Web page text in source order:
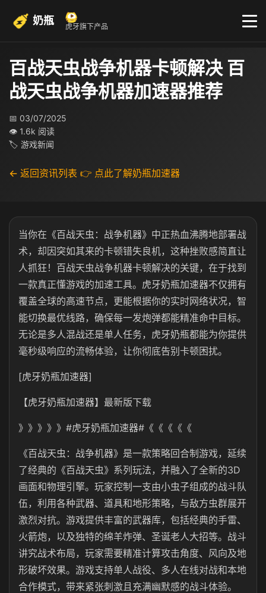
奶瓶 虎牙旗下产品
百战天虫战争机器卡顿解决 百
战天虫战争机器加速器推荐
📅 03/07/2025
👁 1.6k 阅读
🏷 游戏新闻
← 返回资讯列表 👉 点此了解奶瓶加速器
当你在《百战天虫：战争机器》中正热血沸腾地部署战
术，却因突如其来的卡顿错失良机，这种挫败感简直让
人抓狂！百战天虫战争机器卡顿解决的关键，在于找到
一款真正懂游戏的加速工具。虎牙奶瓶加速器不仅拥有
覆盖全球的高速节点，更能根据你的实时网络状况，智
能切换最优线路，确保每一发炮弹都能精准命中目标。
无论是多人混战还是单人任务，虎牙奶瓶都能为你提供
毫秒级响应的流畅体验，让你彻底告别卡顿困扰。
[虎牙奶瓶加速器]
【虎牙奶瓶加速器】最新版下载
》》》》》#虎牙奶瓶加速器#《《《《《
《百战天虫：战争机器》是一款策略回合制游戏，延续
了经典的《百战天虫》系列玩法，并融入了全新的3D
画面和物理引擎。玩家控制一支由小虫子组成的战斗队
伍，利用各种武器、道具和地形策略，与敌方虫群展开
激烈对抗。游戏提供丰富的武器库，包括经典的手雷、
火箭炮，以及独特的绵羊炸弹、圣诞老人大招等。战斗
讲究战术布局，玩家需要精准计算攻击角度、风向及地
形破坏效果。游戏支持单人战役、多人在线对战和本地
合作模式，带来紧张刺激且充满幽默感的战斗体验。